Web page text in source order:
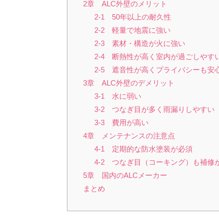
2章 ALC外壁のメリット
2-1 50年以上の耐久性
2-2 軽量で地震に強い
2-3 素材・構造が火に強い
2-4 断熱性が高く室内が過ごしやす
2-5 遮音性が高くプライバシーも安
3章 ALC外壁のデメリット
3-1 水に弱い
3-2 つなぎ目が多く雨漏りしやすい
3-3 費用が高い
4章 メンテナンスの注意点
4-1 定期的な防水塗装が必須
4-2 つなぎ目（コーキング）も補修
5章 国内のALCメーカー
まとめ